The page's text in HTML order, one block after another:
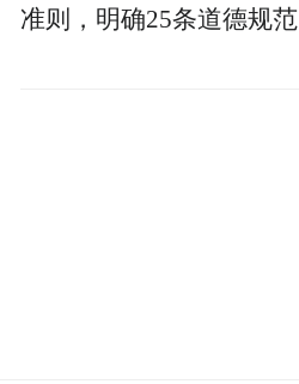
准则，明确25条道德规范